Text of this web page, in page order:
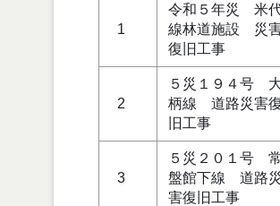
1
令和５年災 米
線林道施設 災
復旧工事
2
５災１９４号
柄線 道路災害
旧工事
3
５災２０１号 常
盤館下線 道路災
害復旧工事